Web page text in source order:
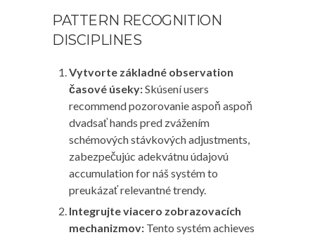
PATTERN RECOGNITION
DISCIPLINES
Vytvorte základné observation
časové úseky:Skúsení users
recommend pozorovanie aspoň aspoň
dvadsať hands pred zvážením
schémových stávkových adjustments,
zabezpečujúc adekvátnu údajovú
accumulation for náš systém to
preukázať relevantné trendy.
Integrujte viacero zobrazovacích
mechanizmov: Tento systém achieves